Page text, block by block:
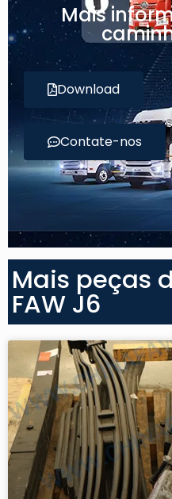
Mais
Download
Contate-nos
Mais peças
FAW J6